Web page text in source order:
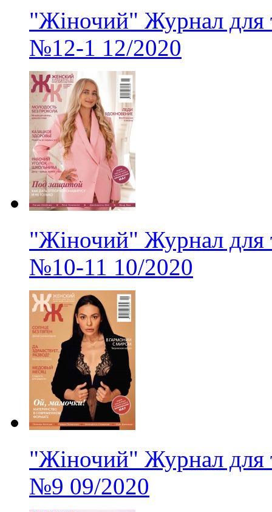
"Жіночий" Журнал для
№12-1 12/2020
"Жіночий" Журнал для
№10-11 10/2020
"Жіночий" Журнал для
№9 09/2020